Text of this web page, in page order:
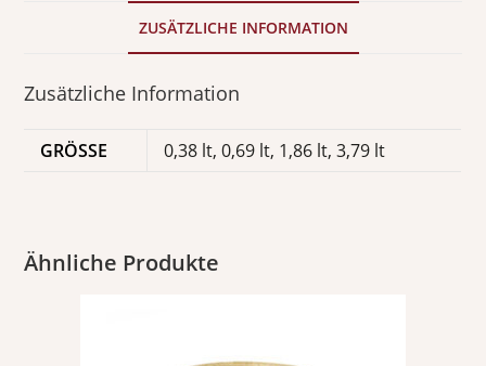
ZUSÄTZLICHE INFORMATION
Zusätzliche Information
GRÖSSE 0,38 lt, 0,69 lt, 1,86 lt, 3,79 lt
Ähnliche Produkte